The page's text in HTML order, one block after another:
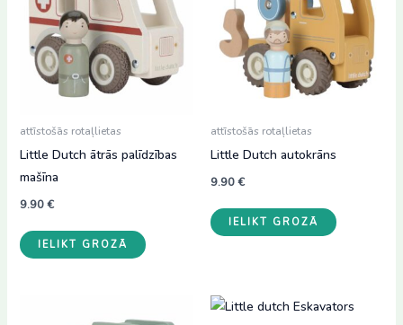
attīstošās rotaļlietas
Little Dutch ātrās palīdzības
mašīna
9.90€
IELIKT GROZĀ
attīstošās rotaļlietas
Little Dutch autokrāns
9.90€
IELIKT GROZĀ